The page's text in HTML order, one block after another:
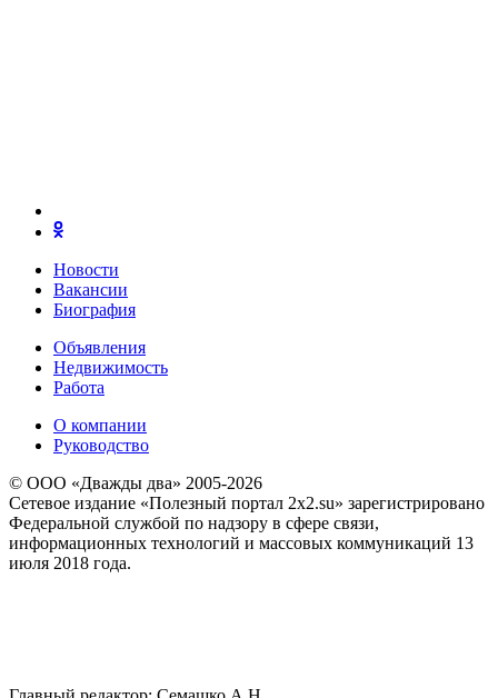
Новости
Вакансии
Биография
Объявления
Недвижимость
Работа
О компании
Руководство
© ООО «Дважды два» 2005-2026
Сетевое издание «Полезный портал 2x2.su» зарегистрировано
Федеральной службой по надзору в сфере связи,
информационных технологий и массовых коммуникаций 13
июля 2018 года.